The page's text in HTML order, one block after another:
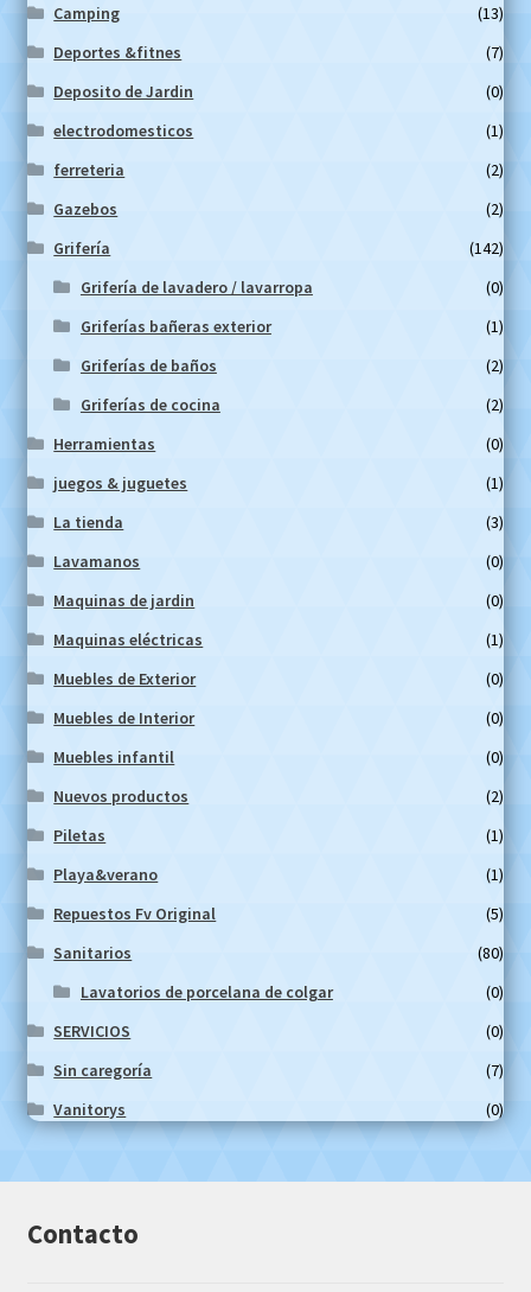
Camping
(13)
Deportes &fitnes
(7)
Deposito de Jardin
(0)
electrodomesticos
(1)
ferreteria
(2)
Gazebos
(2)
Grifería
(142)
Grifería de lavadero / lavarropa
(0)
Griferías bañeras exterior
(1)
Griferías de baños
(2)
Griferías de cocina
(2)
Herramientas
(0)
juegos & juguetes
(1)
La tienda
(3)
Lavamanos
(0)
Maquinas de jardin
(0)
Maquinas eléctricas
(1)
Muebles de Exterior
(0)
Muebles de Interior
(0)
Muebles infantil
(0)
Nuevos productos
(2)
Piletas
(1)
Playa&verano
(1)
Repuestos Fv Original
(5)
Sanitarios
(80)
Lavatorios de porcelana de colgar
(0)
SERVICIOS
(0)
Sin caregoría
(7)
Vanitorys
(0)
Contacto